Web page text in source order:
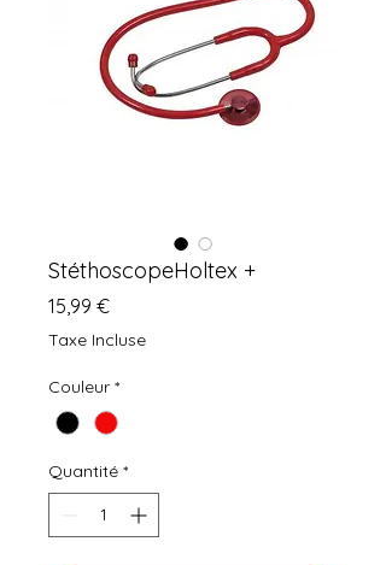
StéthoscopeHoltex +
15,99 €Prix
Taxe Incluse
Couleur *
Quantité *